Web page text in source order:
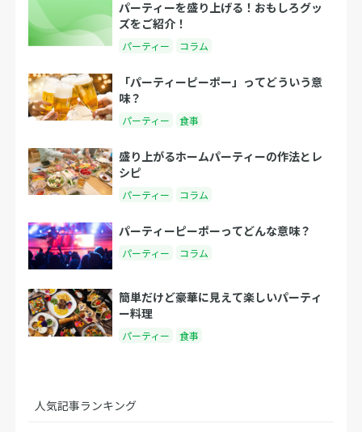
パーティーを盛り上げる！おもしろグッ
ズをご紹介！
パーティー コラム
「パーティーピーポー」ってどういう意
味？
パーティー 食事
盛り上がるホームパーティーの作法とレ
シピ
パーティー コラム
パーティーピーポーってどんな意味？
パーティー コラム
簡単だけど豪華に見えて楽しいパーティ
ー料理
パーティー 食事
人気記事ランキング